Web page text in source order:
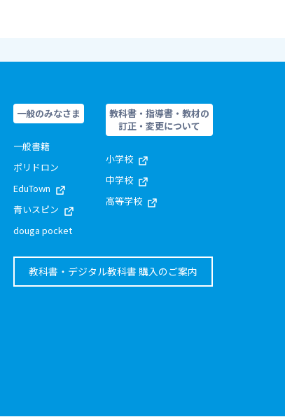
一般のみなさま
一般書籍
ポリドロン
EduTown
青いスピン
douga pocket
教科書・指導書・教材の
訂正・変更について
小学校
中学校
高等学校
教科書・デジタル教科書 購入のご案内